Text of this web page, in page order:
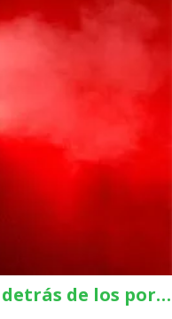
El culpable oculto detrás de los poros en aluminio fundido con recubrimiento en polvo (y cómo detenerlos para siempre)